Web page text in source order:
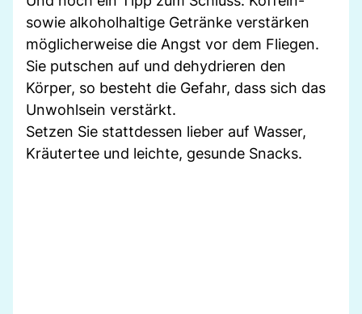
sowie alkoholhaltige Getränke verstärken
möglicherweise die Angst vor dem Fliegen.
Sie putschen auf und dehydrieren den
Körper, so besteht die Gefahr, dass sich das
Unwohlsein verstärkt.
Setzen Sie stattdessen lieber auf Wasser,
Kräutertee und leichte, gesunde Snacks.